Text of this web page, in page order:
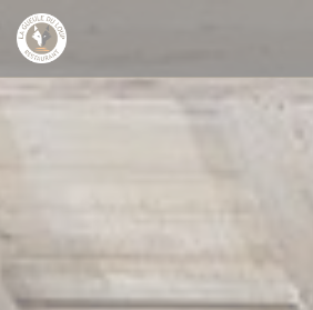
Personalización de sus opciones de cookies